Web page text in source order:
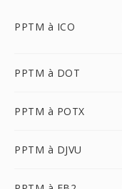
PPTM à ICO
PPTM à DOT
PPTM à POTX
PPTM à DJVU